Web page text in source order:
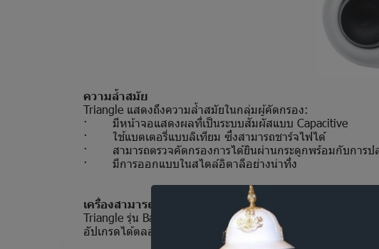
ความล้ำสมัย
Triangle แสดงถึงความล้ำสมัยในกลุ่มผู้คัดกรอง:
· มีหน้าจอแสดงผลที่เป็นระบบสัมผัสแบบ Capacitive
· ใช้แบตเตอรี่แบบลิเทียม ซึ่งสามารถชาร์จไฟได้
· สามารถตรวจคัดกรองการได้ยินผ่านกระดูกพร้อมกับการป
· มีการออกแบบในสไตล์อิตาลีอย่างน่าทึ่ง
เครื่องสามารถอัปเกรดได้
Triangle รุ่น Basic เป็นเครื่องตรวจคัดกรองการได้ยินด้วยเสี
อัปเกรดได้ตลอดเวลาด้วย licenses เพิ่มเติม